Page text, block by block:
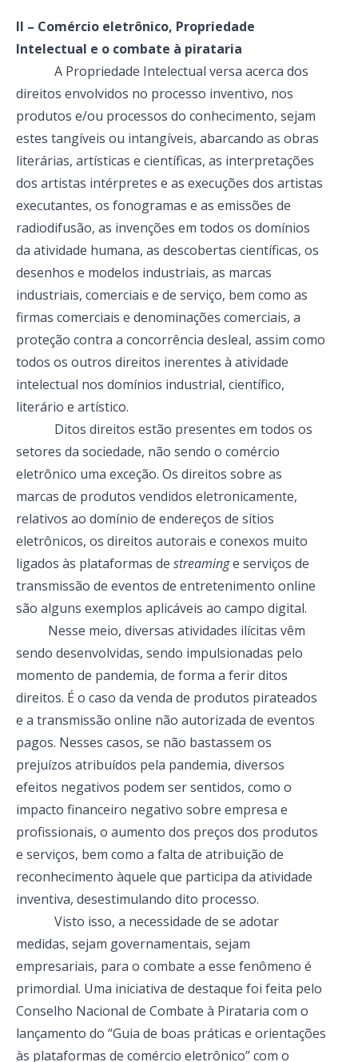
II – Comércio eletrônico, Propriedade
Intelectual e o combate à pirataria
A Propriedade Intelectual versa acerca dos
direitos envolvidos no processo inventivo, nos
produtos e/ou processos do conhecimento, sejam
estes tangíveis ou intangíveis, abarcando as obras
literárias, artísticas e científicas, as interpretações
dos artistas intérpretes e as execuções dos artistas
executantes, os fonogramas e as emissões de
radiodifusão, as invenções em todos os domínios
da atividade humana, as descobertas científicas, os
desenhos e modelos industriais, as marcas
industriais, comerciais e de serviço, bem como as
firmas comerciais e denominações comerciais, a
proteção contra a concorrência desleal, assim como
todos os outros direitos inerentes à atividade
intelectual nos domínios industrial, científico,
literário e artístico.
Ditos direitos estão presentes em todos os
setores da sociedade, não sendo o comércio
eletrônico uma exceção. Os direitos sobre as
marcas de produtos vendidos eletronicamente,
relativos ao domínio de endereços de sítios
eletrônicos, os direitos autorais e conexos muito
ligados às plataformas de streaminge serviços de
transmissão de eventos de entretenimento online
são alguns exemplos aplicáveis ao campo digital.
Nesse meio, diversas atividades ilícitas vêm
sendo desenvolvidas, sendo impulsionadas pelo
momento de pandemia, de forma a ferir ditos
direitos. É o caso da venda de produtos pirateados
e a transmissão online não autorizada de eventos
pagos. Nesses casos, se não bastassem os
prejuízos atribuídos pela pandemia, diversos
efeitos negativos podem ser sentidos, como o
impacto financeiro negativo sobre empresa e
profissionais, o aumento dos preços dos produtos
e serviços, bem como a falta de atribuição de
reconhecimento àquele que participa da atividade
inventiva, desestimulando dito processo.
Visto isso, a necessidade de se adotar
medidas, sejam governamentais, sejam
empresariais, para o combate a esse fenômeno é
primordial. Uma iniciativa de destaque foi feita pelo
Conselho Nacional de Combate à Pirataria com o
lançamento do “Guia de boas práticas e orientações
às plataformas de comércio eletrônico” com o